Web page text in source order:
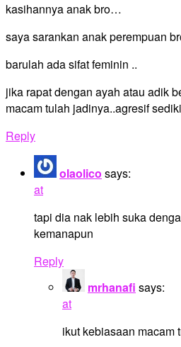
kasihannya anak bro…
saya sarankan anak perempuan
barulah ada sifat feminin ..
jika rapat dengan ayah atau adik
macam tulah jadinya..agresif
Reply
olaolico says:
at
tapi dia nak lebih suka
kemanapun
Reply
mrhanafi says:
at
ikut kebiasaan macam